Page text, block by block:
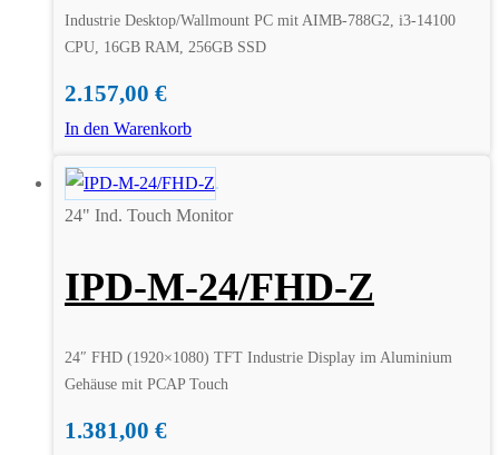
Industrie Desktop/Wallmount PC mit AIMB-788G2, i3-14100
CPU, 16GB RAM, 256GB SSD
2.157,00 €
In den Warenkorb
24" Ind. Touch Monitor
IPD-M-24/FHD-Z
24″ FHD (1920×1080) TFT Industrie Display im Aluminium
Gehäuse mit PCAP Touch
1.381,00 €